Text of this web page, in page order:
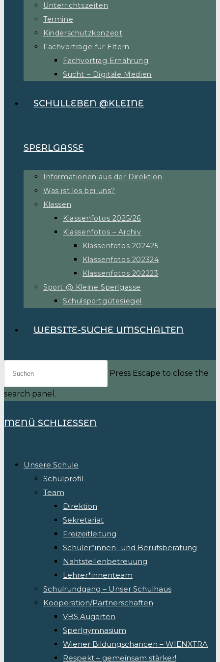
Unterrichtszeiten
Termine
Kinderschutzkonzept
Fachvorträge für Eltern
Fachvortrag Ernährung
Sucht – Digitale Medien
SCHULLEBEN @KLEINE
SPERLGASSE
Informationen aus der Direktion
Was ist los bei uns?
Klassen
Klassenfotos 2025/26
Klassenfotos – Archiv
Klassenfotos 202425
Klassenfotos 202324
Klassenfotos 202223
Sport @ Kleine Sperlgasse
Schulsportgütesiegel
WEBSITE-SUCHE UMSCHALTEN
Press Escape to close the
search panel.
MENÜ SCHLIESSEN
Unsere Schule
Schulprofil
Team
Direktion
Sekretariat
Freizeitleitung
Schüler*innen- und Berufsberatung
Nahtstellenbetreuung
Lehrer*innenteam
Schulrundgang – Unser Schulhaus
Kooperation/Partnerschaften
VBS Augarten
Sperlgymnasium
Wiener Bildungschancen – WIENXTRA
Respekt – gemeinsam stärker!